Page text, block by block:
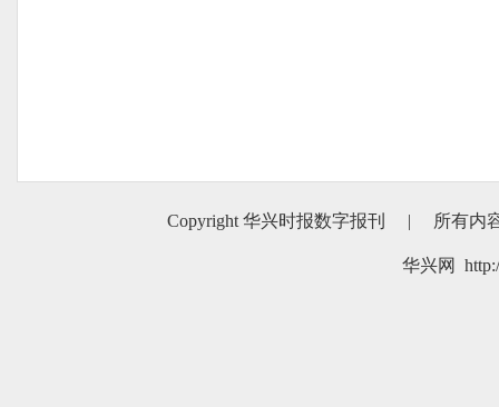
Copyright 华兴时报数字报刊 | 所有内
华兴网